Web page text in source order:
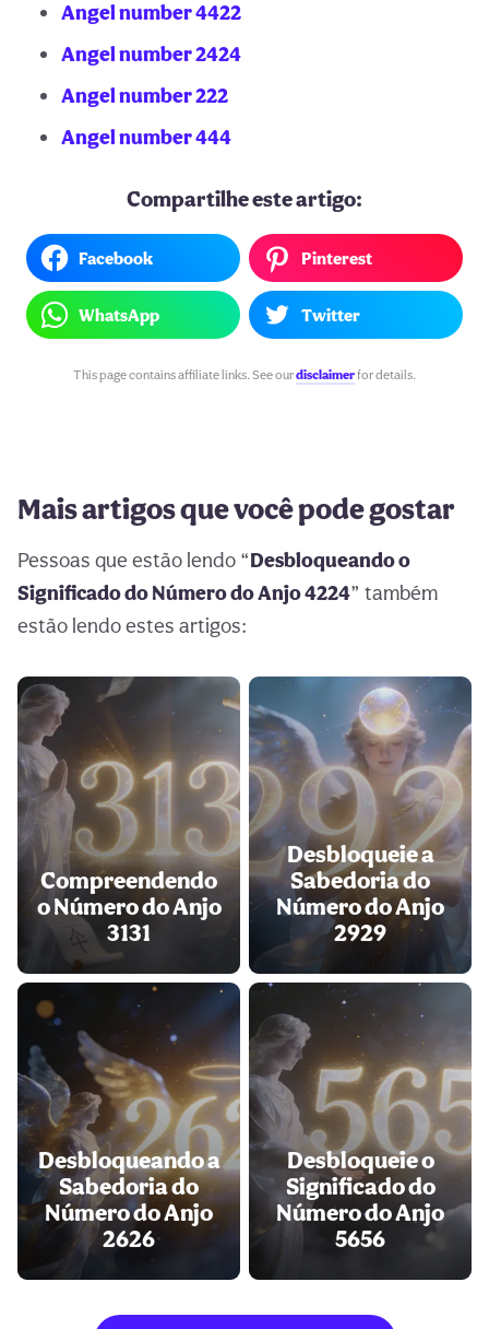
Angel number 4422
Angel number 2424
Angel number 222
Angel number 444
Compartilhe este artigo:
Facebook Pinterest
WhatsApp Twitter
This page contains affiliate links. See ourdisclaimerfor details.
Mais artigos que você pode gostar
Pessoas que estão lendo “Desbloqueando o
Significado do Número do Anjo 4224” também
estão lendo estes artigos:
Compreendendo
o Número do Anjo
3131
Desbloqueie a
Sabedoria do
Número do Anjo
2929
Desbloqueando a
Sabedoria do
Número do Anjo
2626
Desbloqueie o
Significado do
Número do Anjo
5656